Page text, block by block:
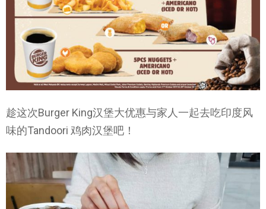
趁这次Burger King汉堡大优惠与家人一起去吃印度风
味的Tandoori 鸡肉汉堡吧！